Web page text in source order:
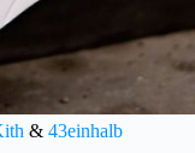
& 43einhalb